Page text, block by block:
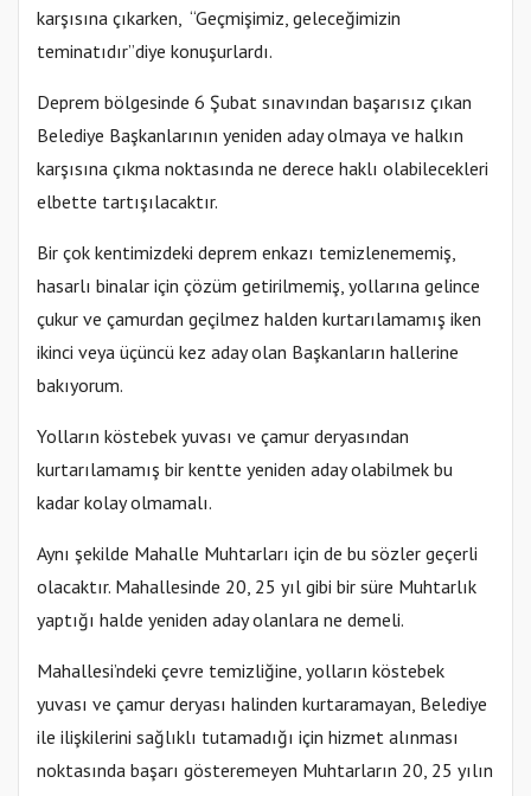
karşısına çıkarken, “Geçmişimiz, geleceğimizin
teminatıdır”diye konuşurlardı.
Deprem bölgesinde 6 Şubat sınavından başarısız çıkan
Belediye Başkanlarının yeniden aday olmaya ve halkın
karşısına çıkma noktasında ne derece haklı olabilecekleri
elbette tartışılacaktır.
Bir çok kentimizdeki deprem enkazı temizlenememiş,
hasarlı binalar için çözüm getirilmemiş, yollarına gelince
çukur ve çamurdan geçilmez halden kurtarılamamış iken
ikinci veya üçüncü kez aday olan Başkanların hallerine
bakıyorum.
Yolların köstebek yuvası ve çamur deryasından
kurtarılamamış bir kentte yeniden aday olabilmek bu
kadar kolay olmamalı.
Aynı şekilde Mahalle Muhtarları için de bu sözler geçerli
olacaktır. Mahallesinde 20, 25 yıl gibi bir süre Muhtarlık
yaptığı halde yeniden aday olanlara ne demeli.
Mahallesi’ndeki çevre temizliğine, yolların köstebek
yuvası ve çamur deryası halinden kurtaramayan, Belediye
ile ilişkilerini sağlıklı tutamadığı için hizmet alınması
noktasında başarı gösteremeyen Muhtarların 20, 25 yılın